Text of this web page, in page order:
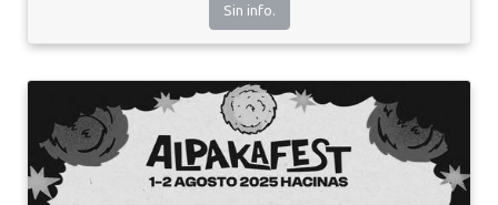
Sin info.